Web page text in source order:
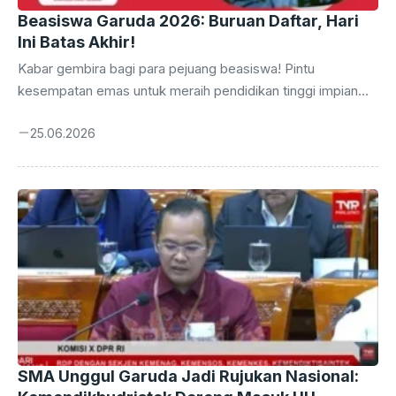
Beasiswa Garuda 2026: Buruan Daftar, Hari
Ini Batas Akhir!
Kabar gembira bagi para pejuang beasiswa! Pintu
kesempatan emas untuk meraih pendidikan tinggi impian
tertutup. Tenggat waktu pendaftaran adalah hari ini, Kamis,
pendidikan Anda. Bagi Anda yang berambisi melanjutkan
studi ke jenjang yang lebih tinggi dengan dukungan finansial
penuh, kini saatnya bertindak. Beasiswa Garuda telah
dikenal sebagai salah satu program bergengsi yang
membuka jalan bagi talenta-talenta terbaik ...
25.06.2026
SMA Unggul Garuda Jadi Rujukan Nasional: